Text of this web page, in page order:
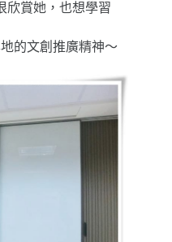
欣賞她，也想學習
的文創推廣精神～